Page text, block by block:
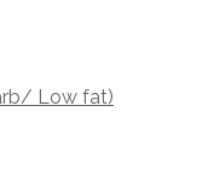
Low fat)